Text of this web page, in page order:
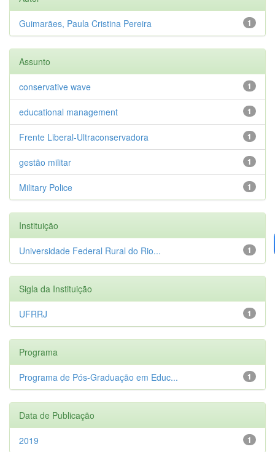
1
Guimarães, Paula Cristina Pereira
Assunto
1
conservative wave
1
educational management
1
Frente Liberal-Ultraconservadora
1
gestão militar
1
Military Police
Instituição
1
Universidade Federal Rural do Rio...
Sigla da Instituição
1
UFRRJ
Programa
1
Programa de Pós-Graduação em Educ...
Data de Publicação
1
2019